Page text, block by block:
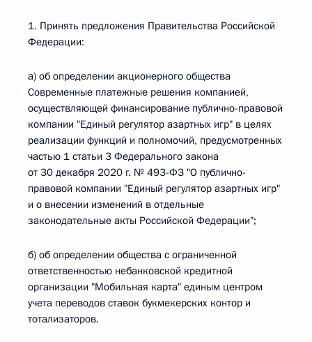
1. Принять предложения Правительства Российской
Федерации:
а) об определении акционерного общества
Современные платежные решения компанией,
осуществляющей финансирование публично-правовой
компании "Единый регулятор азартных игр" в целях
реализации функций и полномочий, предусмотренных
частью 1 статьи 3 Федерального закона
от 30 декабря 2020 г. № 493-ФЗ "О публично-
правовой компании "Единый регулятор азартных игр"
и о внесении изменений в отдельные
законодательные акты Российской Федерации";
б) об определении общества с ограниченной
ответственностью небанковской кредитной
организации "Мобильная карта" единым центром
учета переводов ставок букмекерских контор и
тотализаторов.